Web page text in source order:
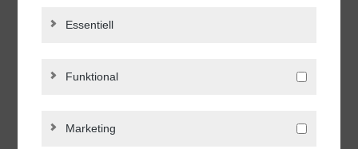
bis 50 kg | Schnelltrennung,
| hell chromatiert
Essentiell
Funktional
Marketing